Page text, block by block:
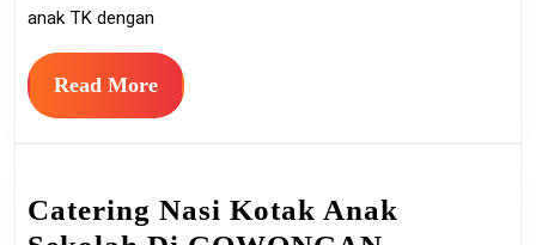
anak TK dengan
Read MoreRead
More
Catering Nasi Kotak Anak